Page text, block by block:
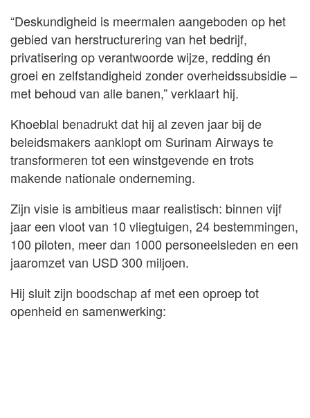
“Deskundigheid is meermalen aangeboden op het
gebied van herstructurering van het bedrijf,
privatisering op verantwoorde wijze, redding én
groei en zelfstandigheid zonder overheidssubsidie –
met behoud van alle banen,” verklaart hij.
Khoeblal benadrukt dat hij al zeven jaar bij de
beleidsmakers aanklopt om Surinam Airways te
transformeren tot een winstgevende en trots
makende nationale onderneming.
Zijn visie is ambitieus maar realistisch: binnen vijf
jaar een vloot van 10 vliegtuigen, 24 bestemmingen,
100 piloten, meer dan 1000 personeelsleden en een
jaaromzet van USD 300 miljoen.
Hij sluit zijn boodschap af met een oproep tot
openheid en samenwerking: